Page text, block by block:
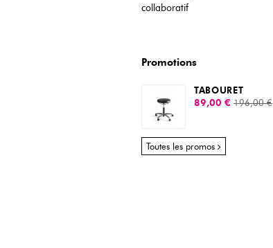
collaboratif
Promotions
TABOURET
89,00 € 196,00 €
Toutes les promos